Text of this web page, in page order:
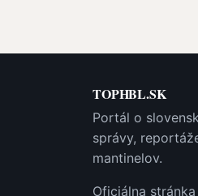
TOPHBL.SK
Portál o
správy,
mantinelov.
Oficiálna